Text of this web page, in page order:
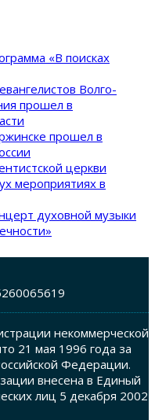
«В поисках
Волго-
прошел в
прошел в
церкви
мероприятиях в
духовной музыки
некоммерческой
21 мая 1996 года за
Федерации.
внесена в Единый
лиц 5 декабря 2002